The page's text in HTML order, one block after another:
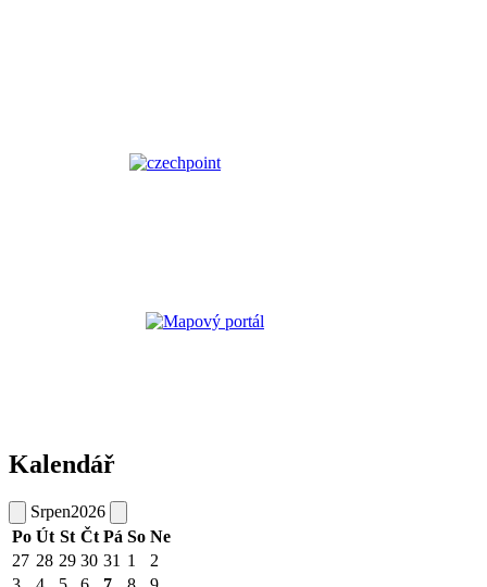
Kalendář
Srpen2026
Po Út St Čt Pá So Ne
27 28 29 30 31 1
2